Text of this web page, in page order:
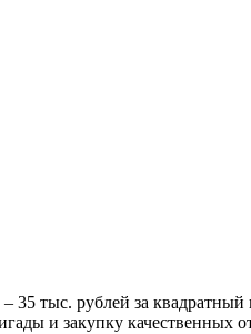
35 тыс. рублей за квадратный
и закупку качественных